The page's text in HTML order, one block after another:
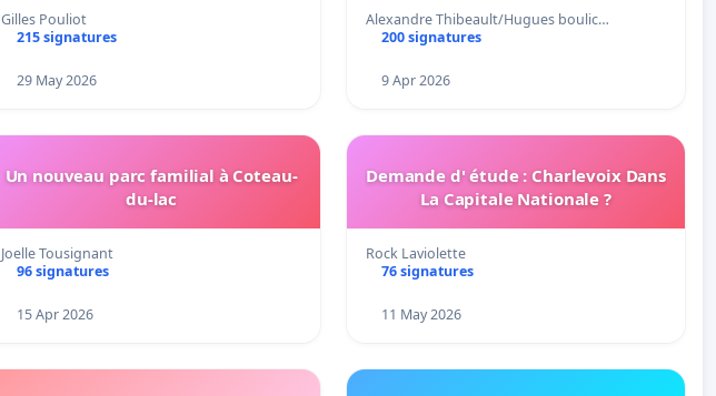
Gilles Pouliot
215 signatures
29 May 2026
Alexandre Thibeault/Hugues boulic…
200 signatures
9 Apr 2026
Un nouveau parc familial à Coteau-
du-lac
Joelle Tousignant
96 signatures
15 Apr 2026
Demande d' étude : Charlevoix Dans
La Capitale Nationale ?
Rock Laviolette
76 signatures
11 May 2026